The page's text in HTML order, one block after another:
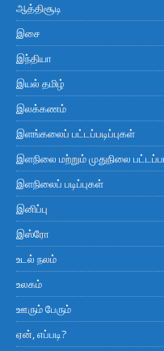
ஆத்திசூடி
இசை
இந்தியா
இயல் தமிழ்
இலக்கணம்
இளங்கலைப் பட்டப்படிப்புகள்
இளநிலை மற்றும் முதுநிலை
இளநிலைப் படிப்புகள்
இனிப்பு
இஸ்ரோ
உடல் நலம்
உலகம்
ஊரும் பேரும்
ஏன், எப்படி?